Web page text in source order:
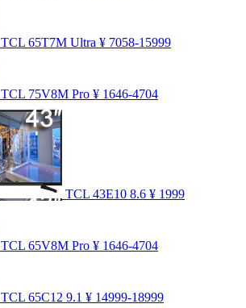
TCL 65T7M Ultra ¥ 7058-15999
TCL 75V8M Pro ¥ 1646-4704
TCL 43E10 8.6 ¥ 1999
TCL 65V8M Pro ¥ 1646-4704
TCL 65C12 9.1 ¥ 14999-18999